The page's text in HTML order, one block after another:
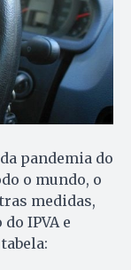
pandemia do
o mundo, o
medidas,
IPVA e